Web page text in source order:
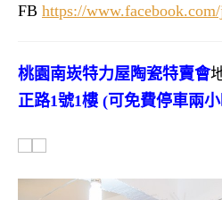
FB https://
桃園 南崁特力屋陶瓷特賣會
正路1號1樓 (可免費停車兩小